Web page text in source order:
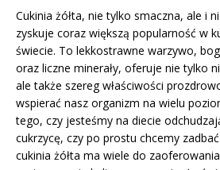
Cukinia żółta, nie tylko smaczna, ale i
zyskuje coraz większą popularność w
świecie. To lekkostrawne warzywo,
oraz liczne minerały, oferuje nie tylko
ale także szereg właściwości
wspierać nasz organizm na wielu
tego, czy jesteśmy na diecie
cukrzycę, czy po prostu chcemy
cukinia żółta ma wiele do